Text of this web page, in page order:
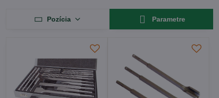
Pozícia Parametre